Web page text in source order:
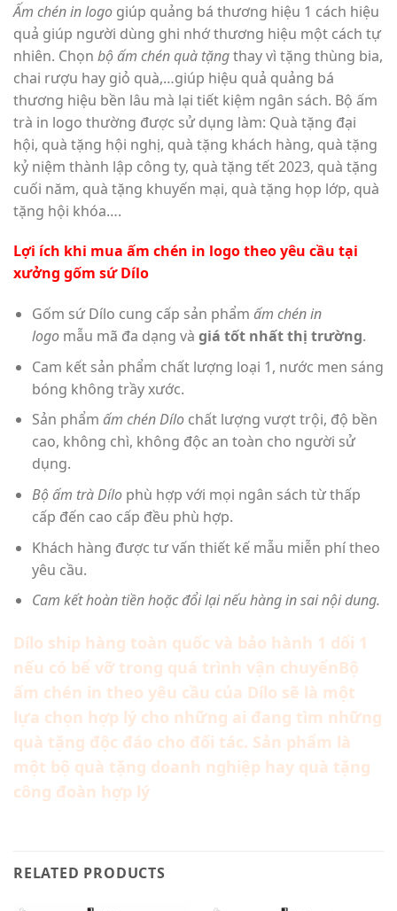
Ấm chén in logo giúp quảng bá thương hiệu 1 cách hiệu
quả giúp người dùng ghi nhớ thương hiệu một cách tự
nhiên. Chọn bộ ấm chén quà tặngthay vì tặng thùng bia,
chai rượu hay giỏ quà,…giúp hiệu quả quảng bá
thương hiệu bền lâu mà lại tiết kiệm ngân sách. Bộ ấm
trà in logo thường được sử dụng làm: Quà tặng đại
hội, quà tặng hội nghị, quà tặng khách hàng, quà tặng
kỷ niệm thành lập công ty, quà tặng tết 2023, quà tặng
cuối năm, quà tặng khuyến mại, quà tặng họp lớp, quà
tặng hội khóa….
Lợi ích khi mua ấm chén in logo theo yêu cầu tại
xưởng gốm sứ Dílo
Gốm sứ Dílo cung cấp sản phẩm ấm chén in
logo mẫu mã đa dạng và giá tốt nhất thị trường.
Cam kết sản phẩm chất lượng loại 1, nước men sáng
bóng không trầy xước.
Sản phẩm ấm chén Dílochất lượng vượt trội, độ bền
cao, không chì, không độc an toàn cho người sử
dụng.
Bộ ấm trà Dílophù hợp với mọi ngân sách từ thấp
cấp đến cao cấp đều phù hợp.
Khách hàng được tư vấn thiết kế mẫu miễn phí theo
yêu cầu.
Cam kết hoàn tiền hoặc đổi lại nếu hàng in sai nội dung.
Dílo ship hàng toàn quốc và bảo hành 1 dổi 1
nếu có bể vỡ trong quá trình vận chuyểnBộ
ấm chén in theo yêu cầu của Dílo sẽ là một
lựa chọn hợp lý cho những ai đang tìm những
quà tặng độc đáo cho đối tác. Sản phẩm là
một bộ quà tặng doanh nghiệp hay quà tặng
công đoàn hợp lý
RELATED PRODUCTS